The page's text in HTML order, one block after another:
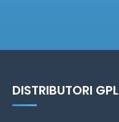
DISTRIBUTORI GPL